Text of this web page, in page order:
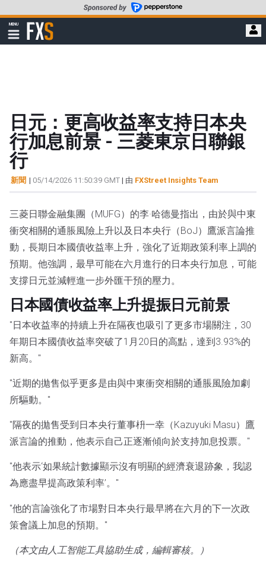
至
要
MENU
顯
示
FXStreet
日元：更高收益率支持日本央
行加息前景 - 三菱東京日聯銀
行
新聞 | 05/14/2026 11:50:39 GMT | 由 FXStreet Insights Team
三菱日聯金融集團（MUFG）的李·哈德曼指出，由於與中東
衝突相關的通脹風險上升以及日本央行（BoJ）鷹派言論推
動，長期日本國債收益率上升，強化了近期政策利率上調的
預期。他強調，最早可能在六月進行的日本央行加息，可能
支撐日元並減輕進一步外匯干預的壓力。
日本國債收益率上升提振日元前景
"日本收益率的持續上升在隔夜也吸引了更多市場關注，30
年期日本國債收益率突破了1月20日的高點，達到3.93%的
新高。"
"近期的拋售似乎更多是由與中東衝突相關的通脹風險加劇
所驅動。"
"隔夜的拋售受到日本央行董事枡一幸（Kazuyuki Masu）鷹
派言論的推動，他表示自己正逐漸傾向於支持加息投票。"
"他表示‘如果統計數據顯示沒有明顯的經濟衰退跡象，我認
為應盡早提高政策利率’。"
"他的言論強化了市場對日本央行最早將在六月的下一次政
策會議上加息的預期。"
（本文由人工智能工具協助生成，編輯審核。）